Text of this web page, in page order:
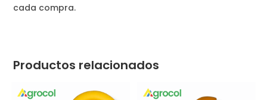
cada compra.
Productos relacionados